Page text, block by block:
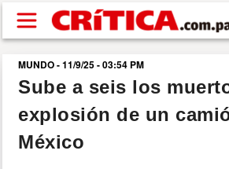
Pasar al contenido principal
buscar
SUCESOS
MUNDO - 11/9/25 - 03:54 PM
Sube a seis los
explosión de un
México